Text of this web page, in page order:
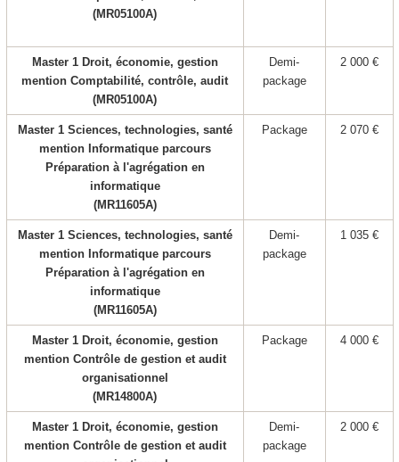
(MR05100A)
Master 1 Droit, économie, gestion
mention Comptabilité, contrôle, audit
(MR05100A)
Demi-
package
2 000 €
Master 1 Sciences, technologies, santé
mention Informatique parcours
Préparation à l'agrégation en
informatique
(MR11605A)
Package 2 070 €
Master 1 Sciences, technologies, santé
mention Informatique parcours
Préparation à l'agrégation en
informatique
(MR11605A)
Demi-
package
1 035 €
Master 1 Droit, économie, gestion
mention Contrôle de gestion et audit
organisationnel
(MR14800A)
Package 4 000 €
Master 1 Droit, économie, gestion
mention Contrôle de gestion et audit
Demi-
package
2 000 €